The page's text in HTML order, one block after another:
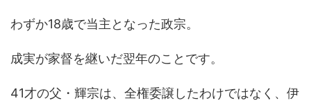
わずか18歳で当主となった政宗。
成実が家督を継いだ翌年のことです。
41才の父・輝宗は、全権委譲したわけではなく、伊